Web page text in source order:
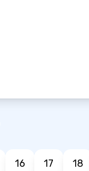
16 17 18